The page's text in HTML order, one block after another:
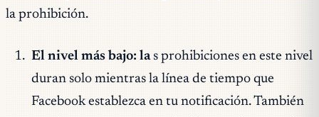
la prohibición.
El nivel más bajo: la s prohibiciones en este nivel
duran solo mientras la línea de tiempo que
Facebook establezca en tu notificación. También